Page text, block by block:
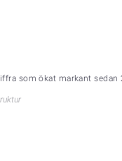
som ökat markant sedan